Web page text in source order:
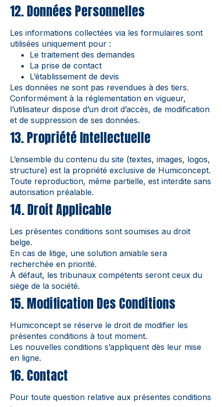
12. Données Personnelles
Les informations collectées via les formulaires sont
utilisées uniquement pour :
Le traitement des demandes
La prise de contact
L’établissement de devis
Les données ne sont pas revendues à des tiers.
Conformément à la réglementation en vigueur,
l’utilisateur dispose d’un droit d’accès, de modification
et de suppression de ses données.
13. Propriété Intellectuelle
L’ensemble du contenu du site (textes, images, logos,
structure) est la propriété exclusive de Humiconcept.
Toute reproduction, même partielle, est interdite sans
autorisation préalable.
14. Droit Applicable
Les présentes conditions sont soumises au droit
belge.
En cas de litige, une solution amiable sera
recherchée en priorité.
À défaut, les tribunaux compétents seront ceux du
siège de la société.
15. Modification Des Conditions
Humiconcept se réserve le droit de modifier les
présentes conditions à tout moment.
Les nouvelles conditions s’appliquent dès leur mise
en ligne.
16. Contact
Pour toute question relative aux présentes conditions